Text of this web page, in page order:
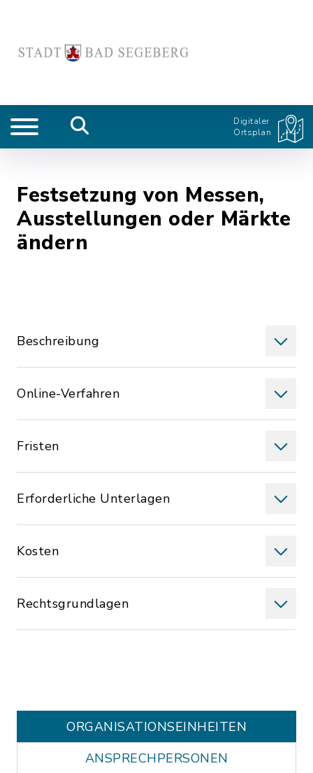
Digitaler
Ortsplan
Festsetzung von Messen,
Ausstellungen oder Märkte
ändern
Beschreibung
Online-Verfahren
Fristen
Erforderliche Unterlagen
Kosten
Rechtsgrundlagen
ORGANISATIONS­EINHEITEN
ANSPRECHPERSONEN